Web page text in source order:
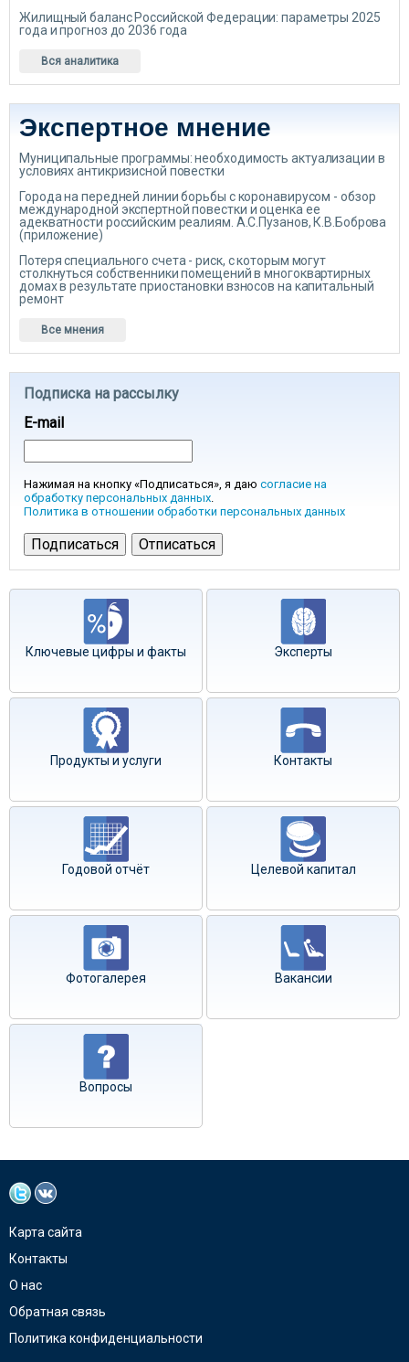
Жилищный баланс Российской Федерации: параметры 2025
года и прогноз до 2036 года
Вся аналитика
Экспертное мнение
Муниципальные программы: необходимость актуализации в
условиях антикризисной повестки
Города на передней линии борьбы с коронавирусом - обзор
международной экспертной повестки и оценка ее
адекватности российским реалиям. А.С.Пузанов, К.В.Боброва
(приложение)
Потеря специального счета - риск, с которым могут
столкнуться собственники помещений в многоквартирных
домах в результате приостановки взносов на капитальный
ремонт
Все мнения
Подписка на рассылку
E-mail
Нажимая на кнопку «Подписаться», я даю согласие на
обработку персональных данных.
Политика в отношении обработки персональных данных
Ключевые цифры и факты Эксперты
Продукты и услуги Контакты
Годовой отчёт Целевой капитал
Фотогалерея Вакансии
Вопросы
Карта сайта
Контакты
О нас
Обратная связь
Политика конфиденциальности